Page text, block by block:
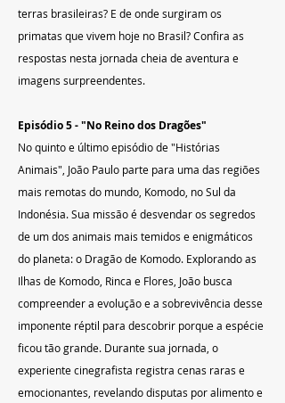
terras brasileiras? E de onde surgiram os
primatas que vivem hoje no Brasil? Confira as
respostas nesta jornada cheia de aventura e
imagens surpreendentes.
Episódio 5 - "No Reino dos Dragões"
No quinto e último episódio de "Histórias
Animais", João Paulo parte para uma das regiões
mais remotas do mundo, Komodo, no Sul da
Indonésia. Sua missão é desvendar os segredos
de um dos animais mais temidos e enigmáticos
do planeta: o Dragão de Komodo. Explorando as
Ilhas de Komodo, Rinca e Flores, João busca
compreender a evolução e a sobrevivência desse
imponente réptil para descobrir porque a espécie
ficou tão grande. Durante sua jornada, o
experiente cinegrafista registra cenas raras e
emocionantes, revelando disputas por alimento e